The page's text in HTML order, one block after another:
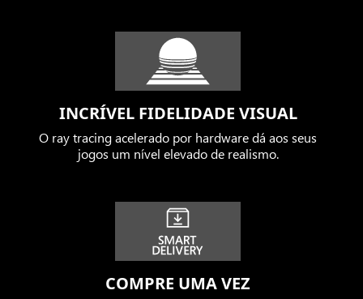
INCRÍVEL FIDELIDADE VISUAL
O ray tracing acelerado por hardware dá aos seus
jogos um nível elevado de realismo.
COMPRE UMA VEZ